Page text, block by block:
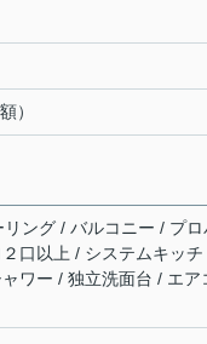
）
ング / バルコニー / プロ
口以上 / システムキッチ
ワー / 独立洗面台 / エア